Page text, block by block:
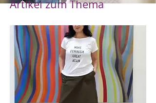
Artikel zum Thema